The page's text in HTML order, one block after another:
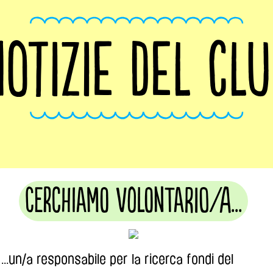
DEL
Cerchiamo volontario/a...
...un/a responsabile per la ricerca fondi del